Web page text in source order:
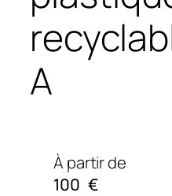
A
À partir de
100 €